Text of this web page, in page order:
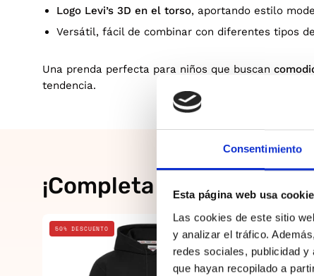
Consentimiento
Esta página web usa
Las cookies de este sitio
y analizar el tráfico.
redes sociales, publicidad
que hayan recopilado a
Logo Levi’s 3D en el torso, aportando estilo
Versátil, fácil de combinar con diferentes tipos
Una prenda perfecta para niños que buscan
tendencia.
¡Completa el look!
Negro
50% DESCUENTO 20%